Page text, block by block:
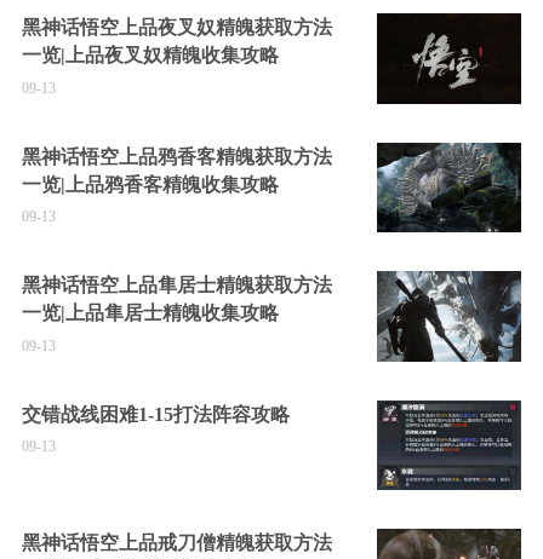
黑神话悟空上品夜叉奴精魄获取方法
一览|上品夜叉奴精魄收集攻略
09-13
黑神话悟空上品鸦香客精魄获取方法
一览|上品鸦香客精魄收集攻略
09-13
黑神话悟空上品隼居士精魄获取方法
一览|上品隼居士精魄收集攻略
09-13
交错战线困难1-15打法阵容攻略
09-13
黑神话悟空上品戒刀僧精魄获取方法